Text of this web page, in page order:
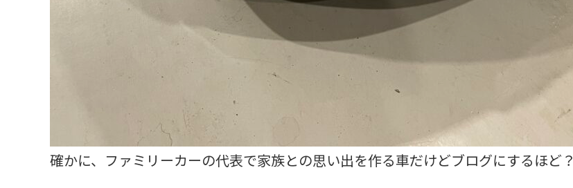
確かに、ファミリーカーの代表で家族との思い出を作る車だけどブログにするほど？